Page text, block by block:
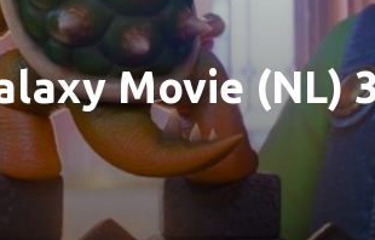
Movie (NL)